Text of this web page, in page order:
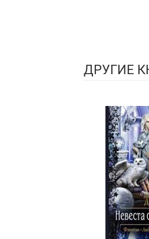
ДРУГИЕ